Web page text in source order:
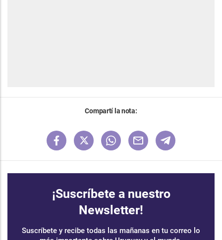
Compartí la nota:
¡Suscríbete a nuestro
Newsletter!
Suscríbete y recibe todas las mañanas en tu correo lo